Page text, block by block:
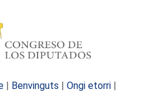
| Benvinguts | Ongi etorri |